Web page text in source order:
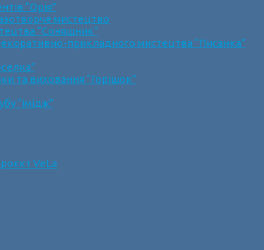
“Орія”
мистецтво
“Соняшник”
прикладного мистецтва “Писанка”
та виховання “Горішок”
“Імідж”
VeLa